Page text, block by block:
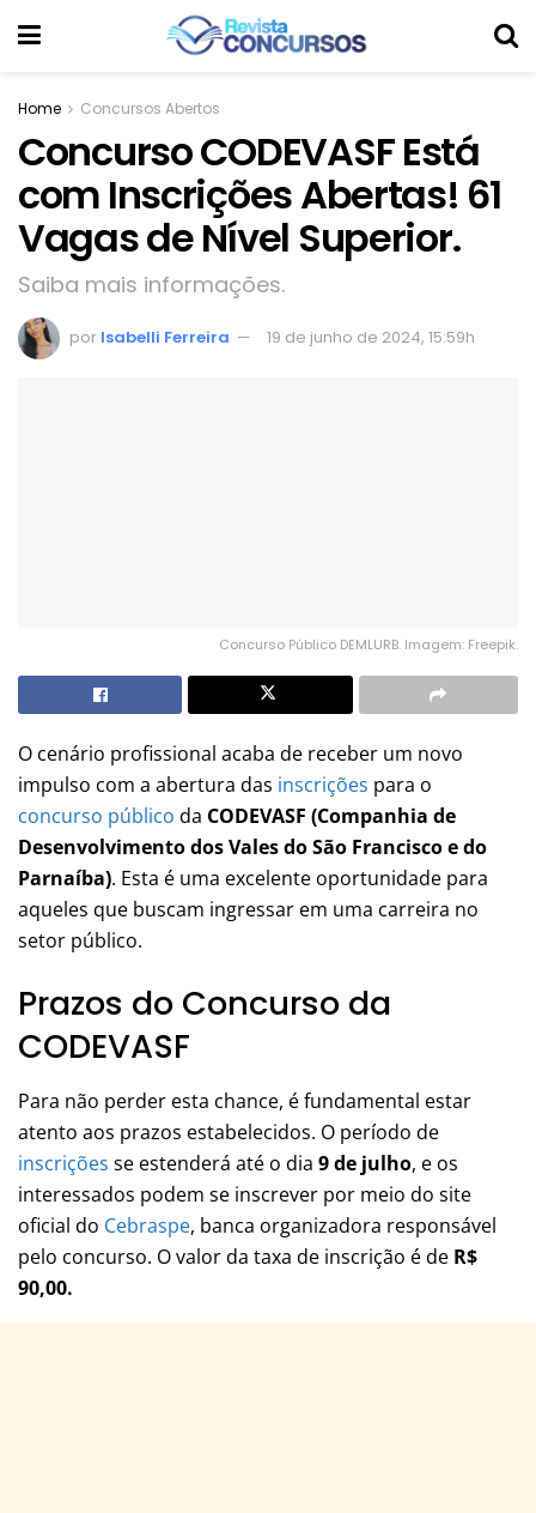
Home Concursos Abertos
Concurso CODEVASF Está
com Inscrições Abertas! 61
Vagas de Nível Superior.
Saiba mais informações.
por Isabelli Ferreira 19 de junho de 2024, 15:59h
Concurso Público DEMLURB. Imagem: Freepik.
O cenário profissional acaba de receber um novo
impulso com a abertura das inscrições para o
concurso público da CODEVASF (Companhia de
Desenvolvimento dos Vales do São Francisco e do
Parnaíba). Esta é uma excelente oportunidade para
aqueles que buscam ingressar em uma carreira no
setor público.
Prazos do Concurso da
CODEVASF
Para não perder esta chance, é fundamental estar
atento aos prazos estabelecidos. O período de
inscrições se estenderá até o dia 9 de julho, e os
interessados podem se inscrever por meio do site
oficial do Cebraspe, banca organizadora responsável
pelo concurso. O valor da taxa de inscrição é de R$
90,00.